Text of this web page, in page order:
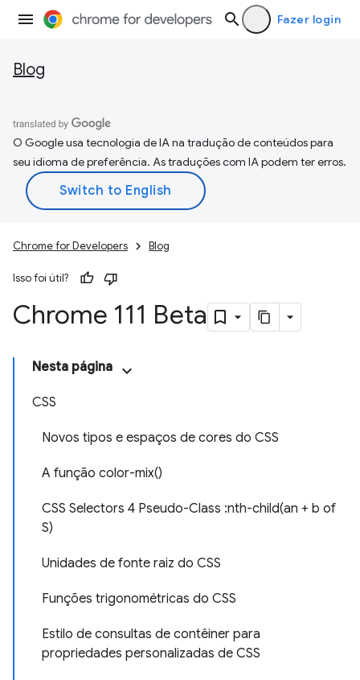
Fazer login
Blog
O Google usa tecnologia de IA na tradução de conteúdos para
seu idioma de preferência. As traduções com IA podem ter erros.
Chrome for Developers Blog
Isso foi útil?
Chrome 111 Beta
Nesta página
CSS
Novos tipos e espaços de cores do CSS
A função color-mix()
CSS Selectors 4 Pseudo-Class :nth-child(an + b of
S)
Unidades de fonte raiz do CSS
Funções trigonométricas do CSS
Estilo de consultas de contêiner para
propriedades personalizadas de CSS